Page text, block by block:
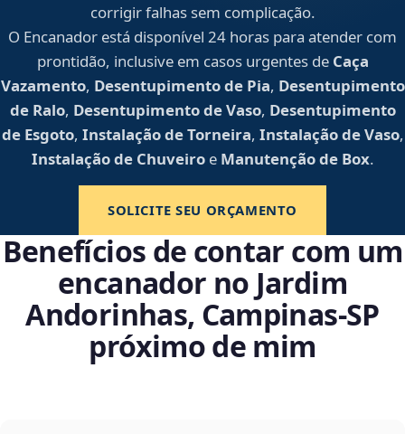
corrigir falhas sem complicação.
O Encanador está disponível 24 horas para atender com
prontidão, inclusive em casos urgentes de Caça
Vazamento, Desentupimento de Pia, Desentupimento
de Ralo, Desentupimento de Vaso, Desentupimento
de Esgoto, Instalação de Torneira, Instalação de Vaso,
Instalação de Chuveiroe Manutenção de Box.
SOLICITE SEU ORÇAMENTO
Benefícios de contar com um
encanador no Jardim
Andorinhas, Campinas‑SP
próximo de mim